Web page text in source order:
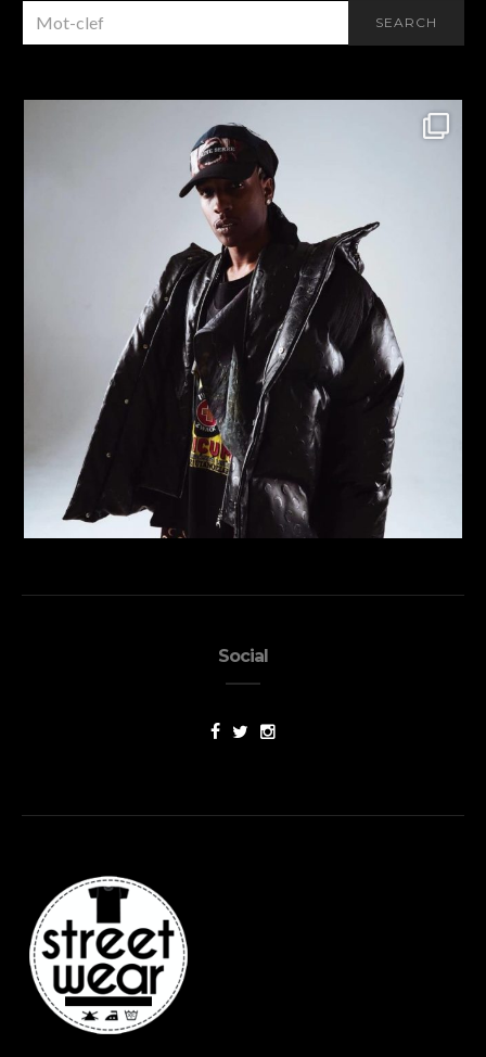
FOR:
SEARCH
Social